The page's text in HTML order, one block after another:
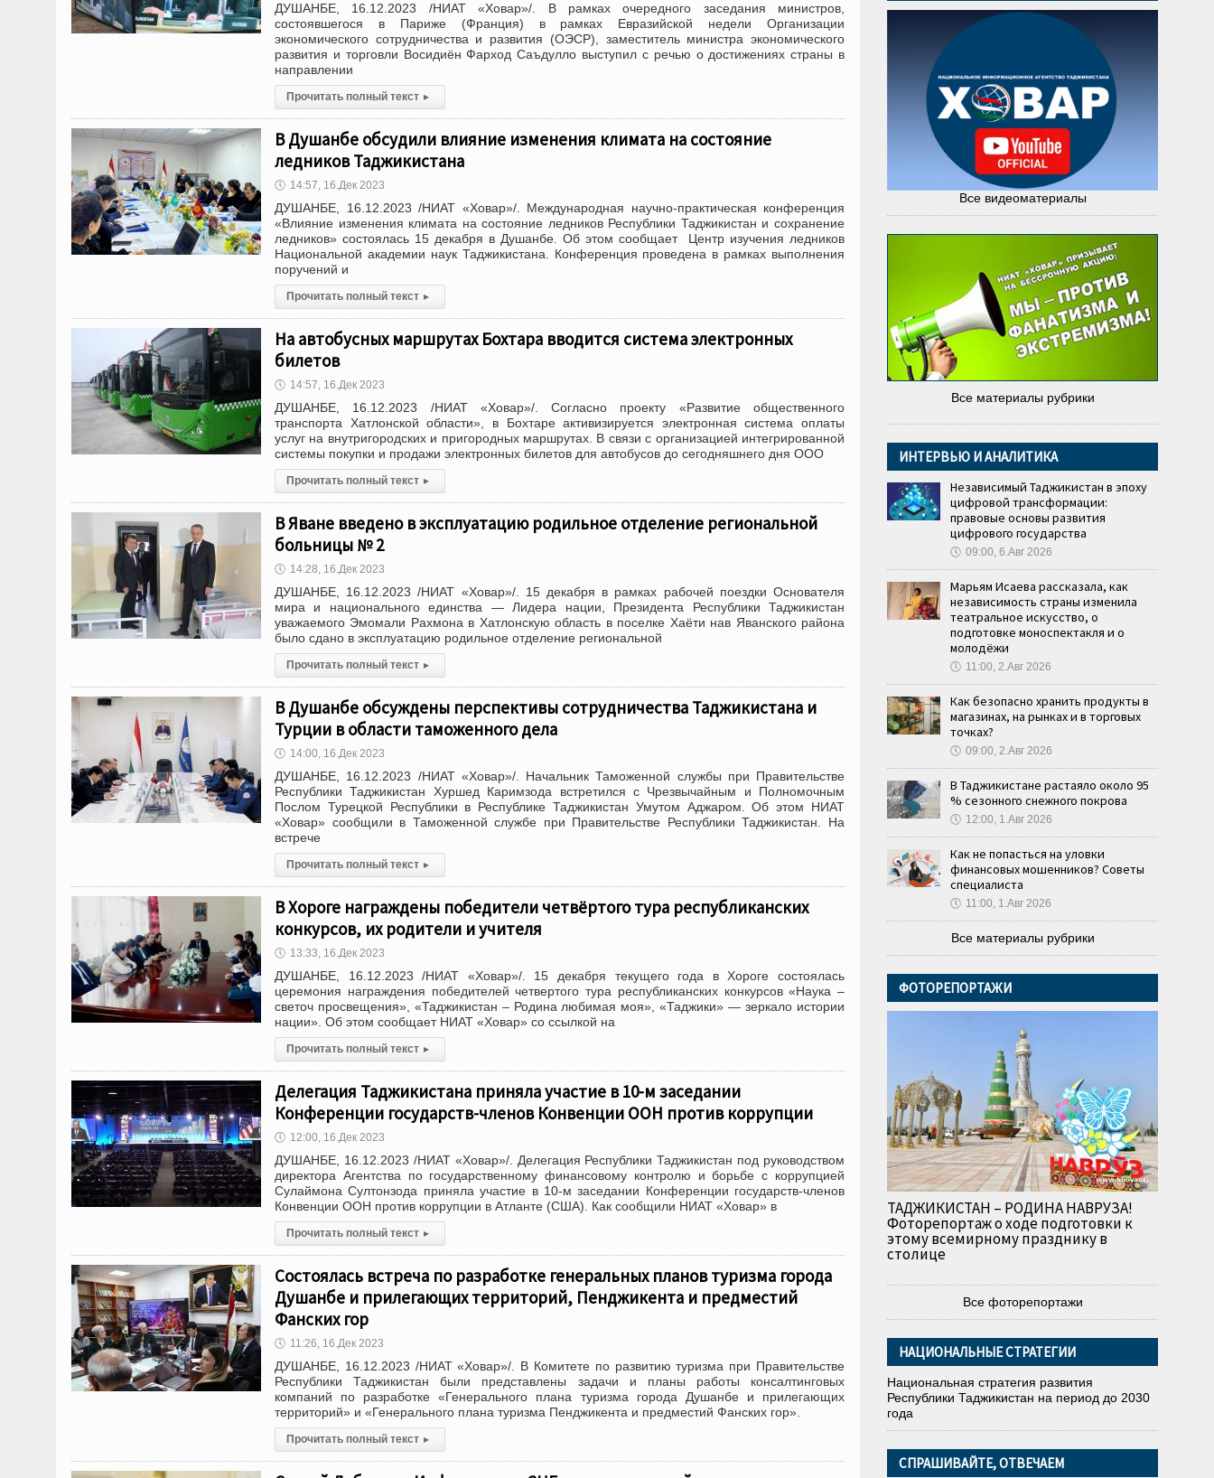
ДУШАНБЕ, 16.12.2023 /НИАТ «Ховар»/. В рамках очередного заседания министров,
состоявшегося в Париже (Франция) в рамках Евразийской недели Организации
экономического сотрудничества и развития (ОЭСР), заместитель министра экономического
развития и торговли Восидиён Фарход Саъдулло выступил с речью о достижениях страны в
направлении
Прочитать полный текст ▸
В Душанбе обсудили влияние изменения климата на состояние
ледников Таджикистана
🕔 14:57, 16.Дек 2023
ДУШАНБЕ, 16.12.2023 /НИАТ «Ховар»/. Международная научно-практическая конференция
«Влияние изменения климата на состояние ледников Республики Таджикистан и сохранение
ледников» состоялась 15 декабря в Душанбе. Об этом сообщает Центр изучения ледников
Национальной академии наук Таджикистана. Конференция проведена в рамках выполнения
поручений и
Прочитать полный текст ▸
На автобусных маршрутах Бохтара вводится система электронных
билетов
🕔 14:57, 16.Дек 2023
ДУШАНБЕ, 16.12.2023 /НИАТ «Ховар»/. Согласно проекту «Развитие общественного
транспорта Хатлонской области», в Бохтаре активизируется электронная система оплаты
услуг на внутригородских и пригородных маршрутах. В связи с организацией интегрированной
системы покупки и продажи электронных билетов для автобусов до сегодняшнего дня ООО
Прочитать полный текст ▸
В Яване введено в эксплуатацию родильное отделение региональной
больницы № 2
🕔 14:28, 16.Дек 2023
ДУШАНБЕ, 16.12.2023 /НИАТ «Ховар»/. 15 декабря в рамках рабочей поездки Основателя
мира и национального единства — Лидера нации, Президента Республики Таджикистан
уважаемого Эмомали Рахмона в Хатлонскую область в поселке Хаёти нав Яванского района
было сдано в эксплуатацию родильное отделение региональной
Прочитать полный текст ▸
В Душанбе обсуждены перспективы сотрудничества Таджикистана и
Турции в области таможенного дела
🕔 14:00, 16.Дек 2023
ДУШАНБЕ, 16.12.2023 /НИАТ «Ховар»/. Начальник Таможенной службы при Правительстве
Республики Таджикистан Хуршед Каримзода встретился с Чрезвычайным и Полномочным
Послом Турецкой Республики в Республике Таджикистан Умутом Аджаром. Об этом НИАТ
«Ховар» сообщили в Таможенной службе при Правительстве Республики Таджикистан. На
встрече
Прочитать полный текст ▸
В Хороге награждены победители четвёртого тура республиканских
конкурсов, их родители и учителя
🕔 13:33, 16.Дек 2023
ДУШАНБЕ, 16.12.2023 /НИАТ «Ховар»/. 15 декабря текущего года в Хороге состоялась
церемония награждения победителей четвертого тура республиканских конкурсов «Наука –
светоч просвещения», «Таджикистан – Родина любимая моя», «Таджики» — зеркало истории
нации». Об этом сообщает НИАТ «Ховар» со ссылкой на
Прочитать полный текст ▸
Делегация Таджикистана приняла участие в 10-м заседании
Конференции государств-членов Конвенции ООН против коррупции
🕔 12:00, 16.Дек 2023
ДУШАНБЕ, 16.12.2023 /НИАТ «Ховар»/. Делегация Республики Таджикистан под руководством
директора Агентства по государственному финансовому контролю и борьбе с коррупцией
Сулаймона Султонзода приняла участие в 10-м заседании Конференции государств-членов
Конвенции ООН против коррупции в Атланте (США). Как сообщили НИАТ «Ховар» в
Прочитать полный текст ▸
Состоялась встреча по разработке генеральных планов туризма города
Душанбе и прилегающих территорий, Пенджикента и предместий
Фанских гор
🕔 11:26, 16.Дек 2023
ДУШАНБЕ, 16.12.2023 /НИАТ «Ховар»/. В Комитете по развитию туризма при Правительстве
Республики Таджикистан были представлены задачи и планы работы консалтинговых
компаний по разработке «Генерального плана туризма города Душанбе и прилегающих
территорий» и «Генерального плана туризма Пенджикента и предместий Фанских гор».
Прочитать полный текст ▸
Все видеоматериалы
Все материалы рубрики
ИНТЕРВЬЮ И АНАЛИТИКА
Независимый Таджикистан в эпоху
цифровой трансформации:
правовые основы развития
цифрового государства
🕔 09:00, 6.Авг 2026
Марьям Исаева рассказала, как
независимость страны изменила
театральное искусство, о
подготовке моноспектакля и о
молодёжи
🕔 11:00, 2.Авг 2026
Как безопасно хранить продукты в
магазинах, на рынках и в торговых
точках?
🕔 09:00, 2.Авг 2026
В Таджикистане растаяло около 95
% сезонного снежного покрова
🕔 12:00, 1.Авг 2026
Как не попасться на уловки
финансовых мошенников? Советы
специалиста
🕔 11:00, 1.Авг 2026
Все материалы рубрики
ФОТОРЕПОРТАЖИ
ТАДЖИКИСТАН – РОДИНА НАВРУЗА!
Фоторепортаж о ходе подготовки к
этому всемирному празднику в
столице
Все фоторепортажи
НАЦИОНАЛЬНЫЕ СТРАТЕГИИ
Национальная стратегия развития
Республики Таджикистан на период до 2030
года
СПРАШИВАЙТЕ, ОТВЕЧАЕМ